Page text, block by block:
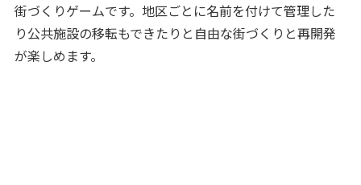
街づくりゲームです。地区ごとに名前を付けて管理した
り公共施設の移転もできたりと自由な街づくりと再開発
が楽しめます。